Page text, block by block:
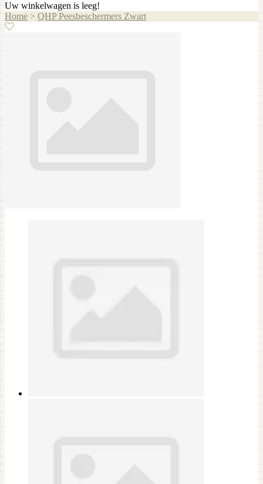
Uw winkelwagen is leeg!
Home > QHP Peesbeschermers Zwart